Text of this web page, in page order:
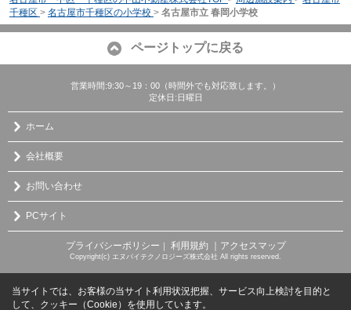
千種区 > 名古屋市千種区の小学校 > 名古屋市立 春岡小学校
ページトップに戻る
営業時間:9:30～19：00（時間外でも対応致します。）
定休日:日曜日
ホーム
会社概要
お問い合わせ
PCサイト
プライバシーポリシー ｜ 利用規約 ｜アクセスマップ
Copyright(c) エヌバイテクノロジーズ株式会社 All rights reserved.
当サイトでは、お客様の当サイト利用状況把握、サービス向上検討を目的と
して、クッキー（Cookie）を使用しています。